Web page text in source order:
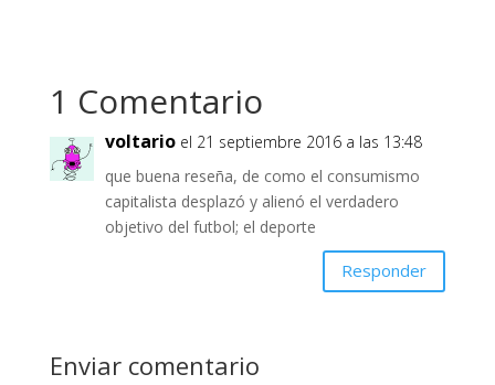
1 Comentario
voltario el 21 septiembre 2016 a las 13:48
que buena reseña, de como el consumismo
capitalista desplazó y alienó el verdadero
objetivo del futbol; el deporte
Responder
Enviar comentario